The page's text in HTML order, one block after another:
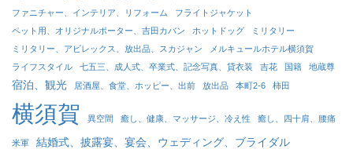
ファニチャー、インテリア、リフォーム
フライトジャケット
ペット用、オリジナルポーター、吉田カバン
ホットドッグ
ミリタリー
ミリタリー、アビレックス、放出品、スカジャン
メルキュールホテル横須賀
ライフスタイル
七五三、成人式、卒業式、記念写真、貸衣装 吉花 国籍 地蔵尊
宿泊、観光 居酒屋、食堂、ホッピー、出前 放出品 本町2-6 柿田
横須賀 異空間 癒し、健康、マッサージ、冷え性 癒し、四十肩、腰痛
米軍 結婚式、披露宴、宴会、ウェディング、ブライダル